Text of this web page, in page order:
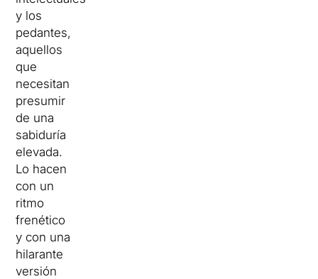
y los
pedantes,
aquellos
que
necesitan
presumir
de una
sabiduría
elevada.
Lo hacen
con un
ritmo
frenético
y con una
hilarante
versión